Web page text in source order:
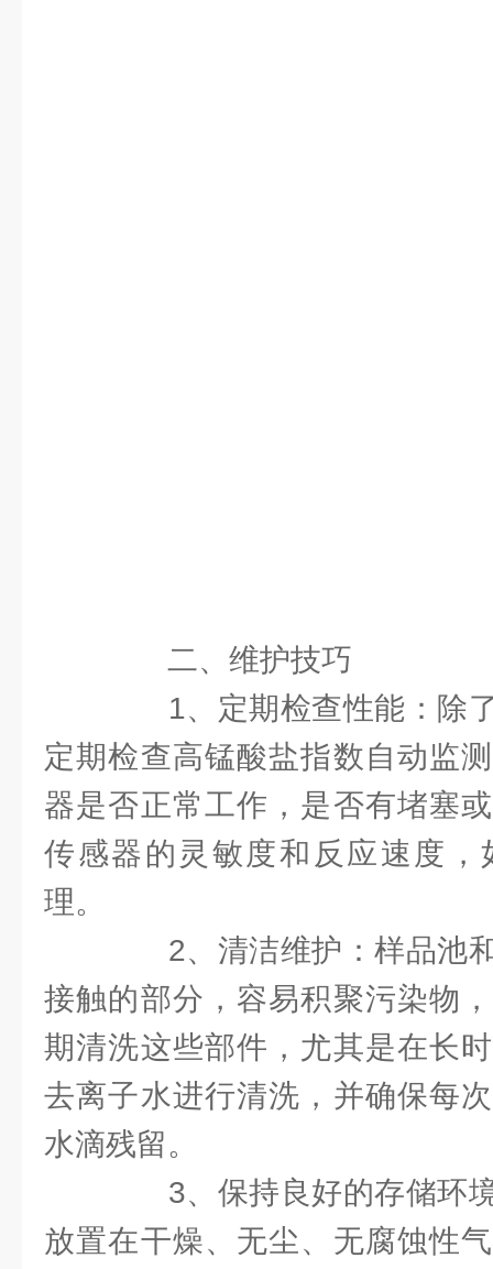
二、维护技巧
1、定期检查性能：除了
定期检查高锰酸盐指数自动监
器是否正常工作，是否有堵塞
传感器的灵敏度和反应速度，
理。
2、清洁维护：样品池和
接触的部分，容易积聚污染物
期清洗这些部件，尤其是在长
去离子水进行清洗，并确保每
水滴残留。
3、保持良好的存储环境
放置在干燥、无尘、无腐蚀性